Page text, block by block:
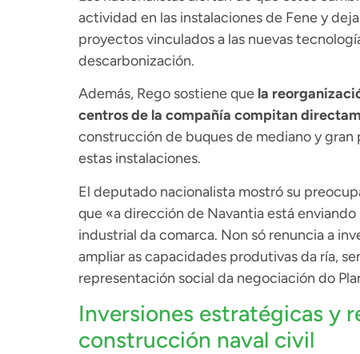
actividad en las instalaciones de Fene y
proyectos vinculados a las nuevas
descarbonización.
Además, Rego sostiene que la
centros de la compañía compitan
construcción de buques de mediano y
estas instalaciones.
El deputado nacionalista mostró su
que «a dirección de Navantia está
industrial da comarca. Non só renuncia a
ampliar as capacidades produtivas da ría,
representación social da negociación do
Inversiones estratégicas y
construcción naval civil